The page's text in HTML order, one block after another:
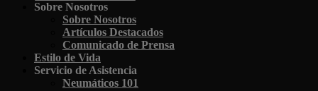
Sobre Nosotros
Sobre Nosotros
Artículos Destacados
Comunicado de Prensa
Estilo de Vida
Servicio de Asistencia
Neumáticos 101